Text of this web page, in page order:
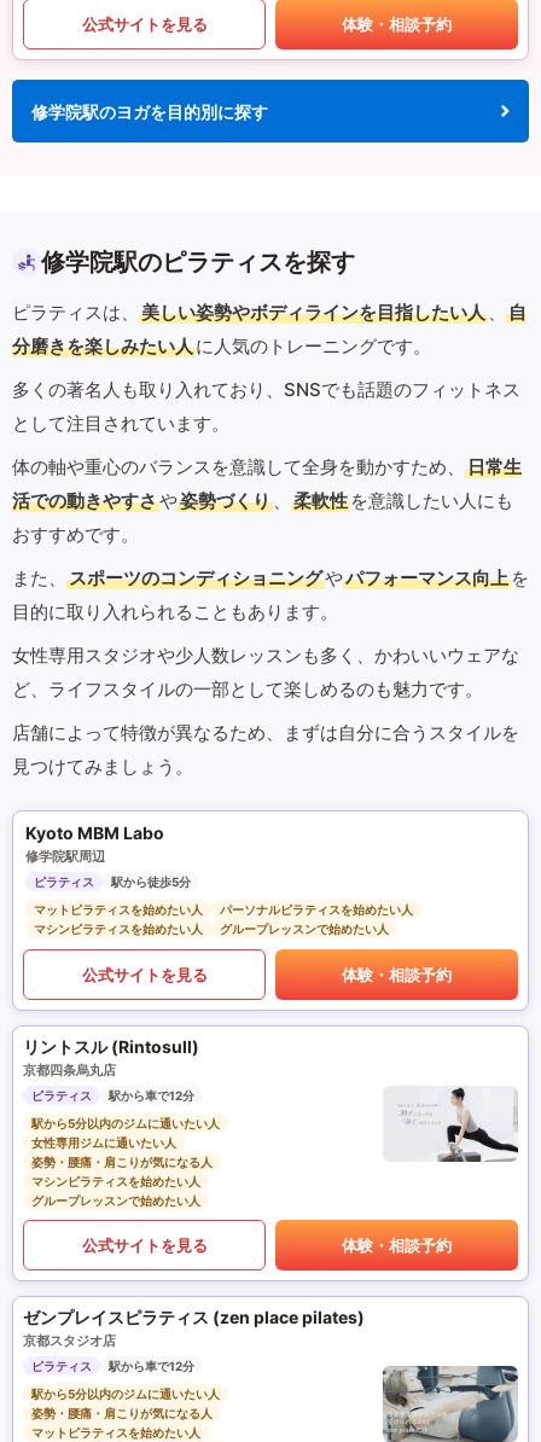
公式サイトを見る 体験・相談予約
修学院駅のヨガを目的別に探す
修学院駅のピラティスを探す
ピラティスは、 美しい姿勢やボディラインを目指したい人 、
自
分磨きを楽しみたい人に人気のトレーニングです。
多くの著名人も取り入れており、SNSでも話題のフィットネス
として注目されています。
体の軸や重心のバランスを意識して全身を動かすため、
日常生
活での動きやすさや姿勢づくり 、 柔軟性 を意識したい人にも
おすすめです。
また、
スポーツのコンディショニングやパフォーマンス向上 を
目的に取り入れられることもあります。
女性専用スタジオや少人数レッスンも多く、かわいいウェアな
ど、ライフスタイルの一部として楽しめるのも魅力です。
店舗によって特徴が異なるため、まずは自分に合うスタイルを
見つけてみましょう。
Kyoto MBM Labo
修学院駅周辺
ピラティス
駅から徒歩5分
マットピラティスを始めたい人
パーソナルピラティスを始めたい人
マシンピラティスを始めたい人
グループレッスンで始めたい人
公式サイトを見る 体験・相談予約
リントスル (Rintosull)
京都四条烏丸店
ピラティス
駅から車で12分
駅から5分以内のジムに通いたい人
女性専用ジムに通いたい人
姿勢・腰痛・肩こりが気になる人
マシンピラティスを始めたい人
グループレッスンで始めたい人
公式サイトを見る 体験・相談予約
ゼンプレイスピラティス (zen place pilates)
京都スタジオ店
ピラティス
駅から車で12分
駅から5分以内のジムに通いたい人
姿勢・腰痛・肩こりが気になる人
マットピラティスを始めたい人